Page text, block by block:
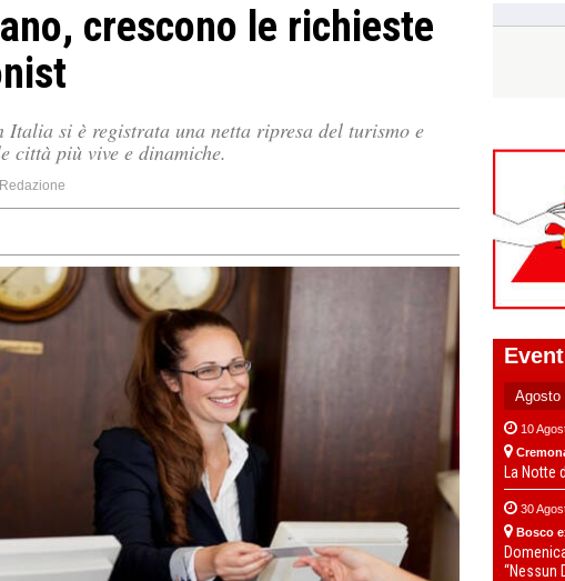
crescono le richieste
si è registrata una netta ripresa del turismo e
città più vive e dinamiche.
Redazione
10
La Notte
30
Bosco
“Nessun